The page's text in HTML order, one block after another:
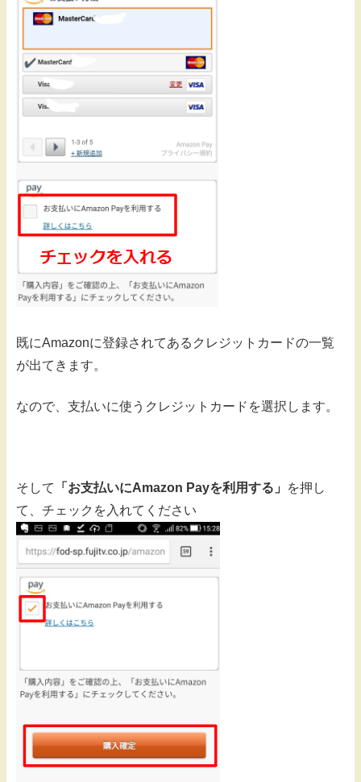
既にAmazonに登録されてあるクレジットカードの一覧
が出てきます。
なので、支払いに使うクレジットカードを選択します。
そして 「お支払いにAmazon Payを利用する」
を押し
て、チェックを入れてください